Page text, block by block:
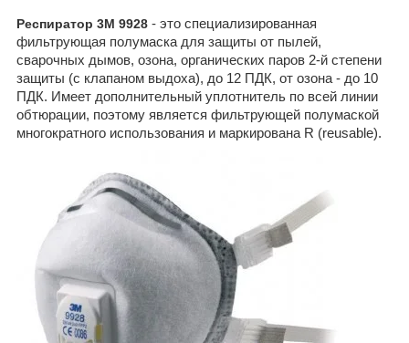
Респиратор 3М 9928 - это специализированная
фильтрующая полумаска для защиты от пылей,
сварочных дымов, озона, органических паров 2-й степени
защиты (с клапаном выдоха), до 12 ПДК, от озона - до 10
ПДК. Имеет дополнительный уплотнитель по всей линии
обтюрации, поэтому является фильтрующей полумаской
многократного использования и маркирована R (reusable).